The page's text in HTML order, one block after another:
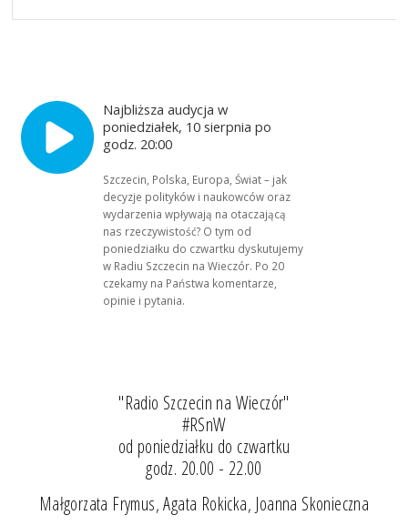
Najbliższa audycja w
poniedziałek, 10 sierpnia po
godz. 20:00
Szczecin, Polska, Europa, Świat – jak
decyzje polityków i naukowców oraz
wydarzenia wpływają na otaczającą
nas rzeczywistość? O tym od
poniedziałku do czwartku dyskutujemy
w Radiu Szczecin na Wieczór. Po 20
czekamy na Państwa komentarze,
opinie i pytania.
"Radio Szczecin na Wieczór"
#RSnW
od poniedziałku do czwartku
godz. 20.00 - 22.00
Małgorzata Frymus, Agata Rokicka, Joanna Skonieczna